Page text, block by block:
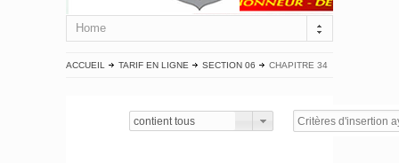
Home
ACCUEIL TARIF EN LIGNE SECTION 06 CHAPITRE 34
contient tous